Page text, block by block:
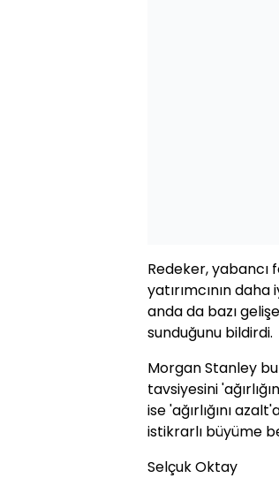
Redeker, yabancı
yatırımcının
anda da bazı
sunduğunu bildirdi.
Morgan Stanley
tavsiyesini
ise 'ağırlığını
istikrarlı büyüme
Selçuk Oktay